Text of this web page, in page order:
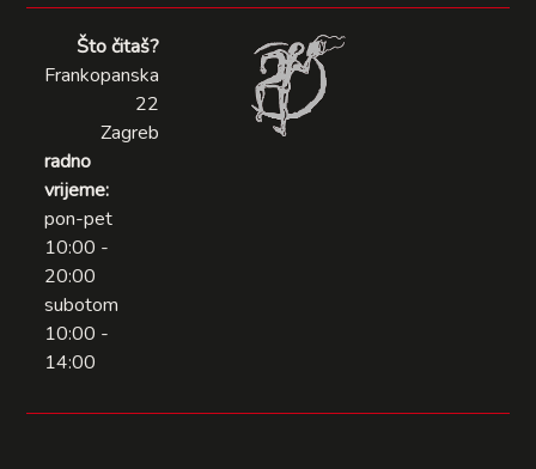
Što čitaš?
Frankopanska
22
Zagreb
radno
vrijeme:
pon-pet
10:00 -
20:00
subotom
10:00 -
14:00